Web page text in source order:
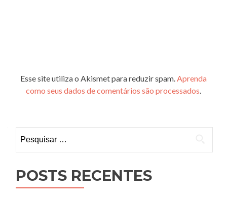
Esse site utiliza o Akismet para reduzir spam. Aprenda
como seus dados de comentários são processados
por:
POSTS RECENTES